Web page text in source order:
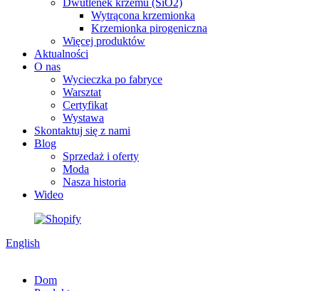
Dwutlenek krzemu (SiO2)
Wytrącona krzemionka
Krzemionka pirogeniczna
Więcej produktów
Aktualności
O nas
Wycieczka po fabryce
Warsztat
Certyfikat
Wystawa
Skontaktuj się z nami
Blog
Sprzedaż i oferty
Moda
Nasza historia
Wideo
English
Dom